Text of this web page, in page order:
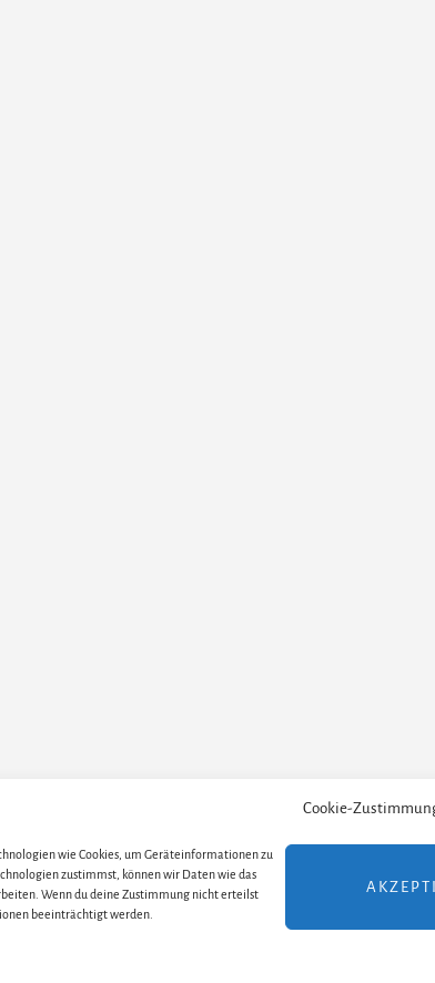
Cookie-
wie Cookies, um Geräteinformationen zu
zustimmst, können wir Daten wie das
Wenn du deine Zustimmung nicht erteilst
beeinträchtigt werden.
/ DARSTELLER ALLE THEATER UND
Copyright 2017–2024 · Julia Stöhr-Schlosser